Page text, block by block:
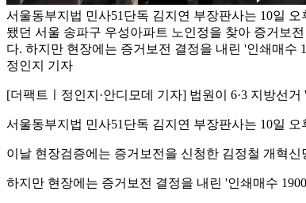
서울동부지법 민사51단독 김지연 부장판사는 10일 오
됐던 서울 송파구 우성아파트 노인정을 찾아 증거보
다. 하지만 현장에는 증거보전 결정을 내린 '인쇄매수
정인지 기자
[더팩트ㅣ정인지·안디모데 기자] 법원이 6·3 지방선
서울동부지법 민사51단독 김지연 부장판사는 10일
이날 현장검증에는 증거보전을 신청한 김정철 개혁
하지만 현장에는 증거보전 결정을 내린 '인쇄매수